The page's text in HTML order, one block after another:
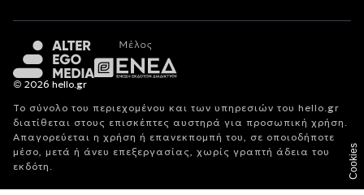
© 2026 hello.gr
Το σύνολο του περιεχομένου και των υπηρεσιών του hello.gr
διατίθεται στους επισκέπτες αυστηρά για προσωπική χρήση.
Απαγορεύεται η χρήση ή επανεκπομπή του, σε οποιοδήποτε
μέσο, μετά ή άνευ επεξεργασίας, χωρίς γραπτή άδεια του
εκδότη.
Cookies